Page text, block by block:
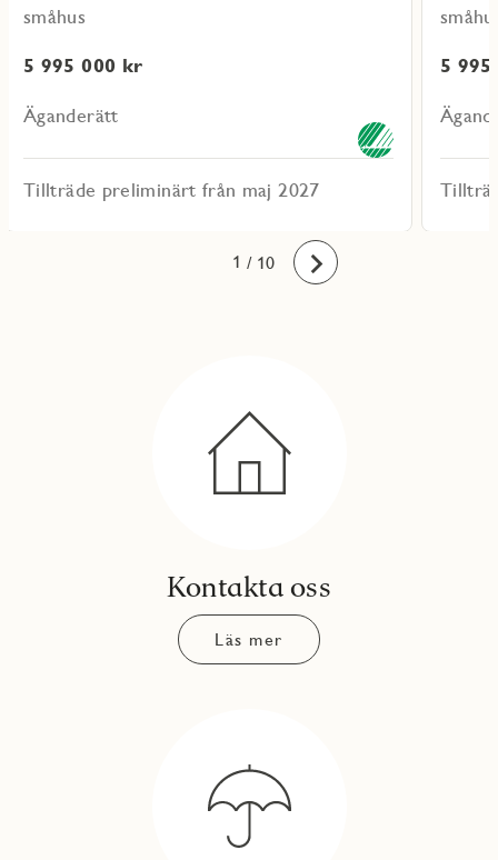
småhus
5 995 000 kr
Äganderätt
Tillträde preliminärt från maj 2027
5
1
2
3
4
5
6
7
8
9
10 / 10 Framåt
Kontakta oss
Läs mer